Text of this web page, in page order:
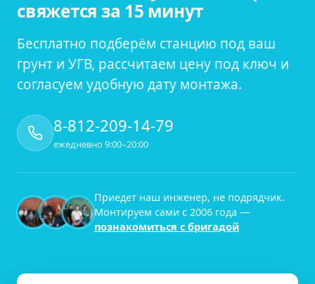
свяжется за 15 минут
Бесплатно подберём станцию под ваш
грунт и УГВ, рассчитаем цену под ключ и
согласуем удобную дату монтажа.
8-812-209-14-79
ежедневно 9:00–20:00
Приедет наш инженер, не подрядчик.
Монтируем сами с 2006 года —
познакомиться с бригадой